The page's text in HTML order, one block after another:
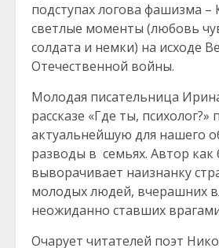
подступах логова фашизма –
светлые моменты (любовь
солдата и немки) на исходе
Отечественной войны.
Молодая писательница
рассказе «Где ты, психолог?»
актуальнейшую для нашего
разводы в семьях. Автор как
выворачивает наизнанку
молодых людей, вчерашних
неожиданно ставших
Очарует читателей поэт